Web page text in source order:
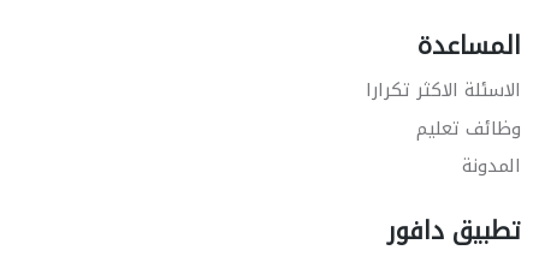
المساعدة
الاسئلة الاكثر تكرارا
وظائف تعليم
المدونة
تطبيق دافور